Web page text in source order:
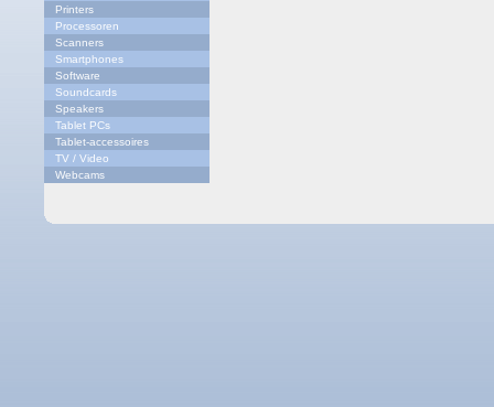
Printers
Processoren
Scanners
Smartphones
Software
Soundcards
Speakers
Tablet PCs
Tablet-accessoires
TV / Video
Webcams